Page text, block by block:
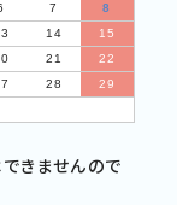
7
8
14
15
21
22
28
29
きませんので